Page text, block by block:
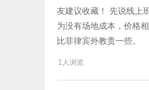
友建议收藏！ 先说线上
为没有场地成本，价格
比菲律宾外教贵一些。
1人浏览